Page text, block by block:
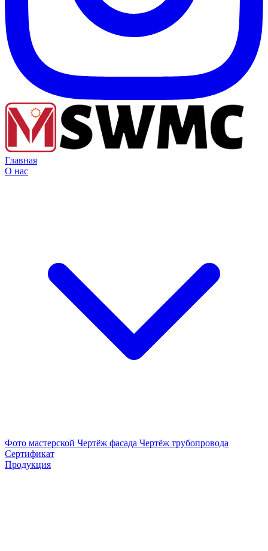
Главная
О нас
Фото мастерской Чертёж фасада Чертёж трубопровода
Сертификат
Продукция